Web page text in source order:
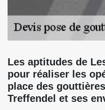
Les aptitudes de
pour réaliser les
place des
Treffendel et ses